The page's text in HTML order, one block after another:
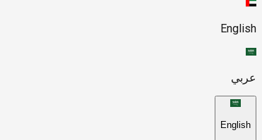
English
عربي
English